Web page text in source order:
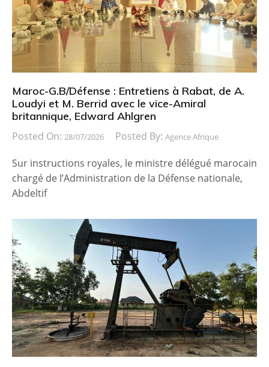
Maroc-G.B/Défense : Entretiens à Rabat, de A.
Loudyi et M. Berrid avec le vice-Amiral
britannique, Edward Ahlgren
Posted On: 28/07/2026 Posted By: Agence Afrique
Sur instructions royales, le ministre délégué marocain
chargé de l’Administration de la Défense nationale,
Abdeltif